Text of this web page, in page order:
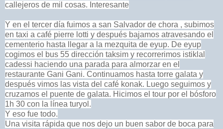
callejeros de mil cosas. Interesante
Y en el tercer día fuimos a san Salvador de chora , subimos
en taxi a café pierre lotti y después bajamos atravesando el
cementerio hasta llegar a la mezquita de eyup. De eyup
cogimos el bus 55 dirección taksim y recorrerimos istiklal
cadessi haciendo una parada para almorzar en el
restaurante Gani Gani. Continuamos hasta torre galata y
después vimos las vista del café konak. Luego seguimos y
cruzamos el puente de galata. Hicimos el tour por el bósforo
1h 30 con la línea turyol.
Y eso fue todo.
Una visita rápida que nos dejo un buen sabor de boca para